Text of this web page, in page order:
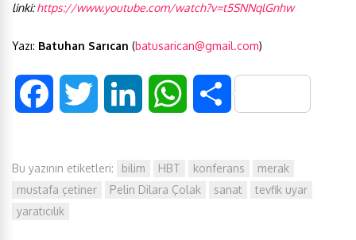
linki:https://www.youtube.com/watch?v=t5SNNqlGnhw
Yazı: Batuhan Sarıcan (batusarican@gmail.com)
c
e
i n
S
a
Bu yazının etiketleri: bilim HBT konferans
merak
mustafa çetiner
Pelin Dilara Çolak sanat
tevfik uyar
yaratıcılık